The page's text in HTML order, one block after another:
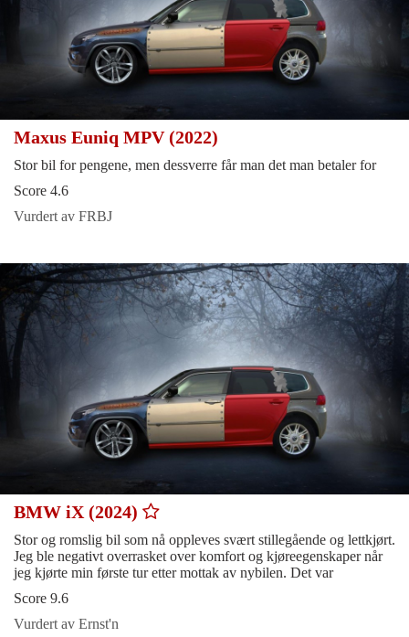
Maxus Euniq MPV (2022)
Stor bil for pengene, men dessverre får man det man betaler for
Score 4.6
Vurdert av FRBJ
BMW iX (2024)
Stor og romslig bil som nå oppleves svært stillegående og lettkjørt.
Jeg ble negativt overrasket over komfort og kjøreegenskaper når
jeg kjørte min første tur etter mottak av nybilen. Det var
Score 9.6
Vurdert av Ernst'n